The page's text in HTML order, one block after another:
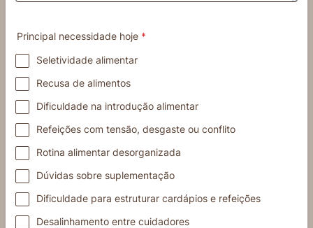
Principal necessidade hoje *
Seletividade alimentar
Recusa de alimentos
Dificuldade na introdução alimentar
Refeições com tensão, desgaste ou conflito
Rotina alimentar desorganizada
Dúvidas sobre suplementação
Dificuldade para estruturar cardápios e refeições
Desalinhamento entre cuidadores